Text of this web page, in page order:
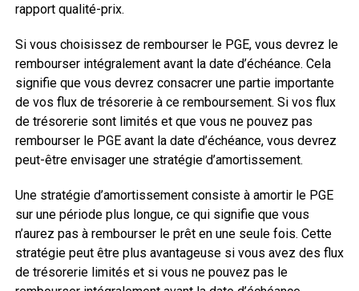
rapport qualité-prix.
Si vous choisissez de rembourser le PGE, vous devrez le
rembourser intégralement avant la date d’échéance. Cela
signifie que vous devrez consacrer une partie importante
de vos flux de trésorerie à ce remboursement. Si vos flux
de trésorerie sont limités et que vous ne pouvez pas
rembourser le PGE avant la date d’échéance, vous devrez
peut-être envisager une stratégie d’amortissement.
Une stratégie d’amortissement consiste à amortir le PGE
sur une période plus longue, ce qui signifie que vous
n’aurez pas à rembourser le prêt en une seule fois. Cette
stratégie peut être plus avantageuse si vous avez des flux
de trésorerie limités et si vous ne pouvez pas le